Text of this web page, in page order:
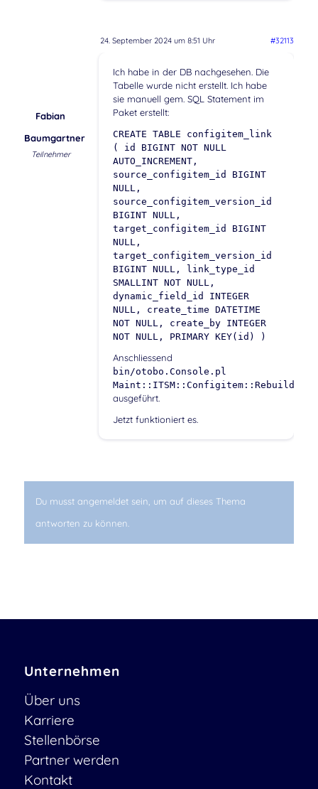
24. September 2024 um 8:51 Uhr #32113
Fabian
Baumgartner
Teilnehmer
Ich habe in der DB nachgesehen. Die
Tabelle wurde nicht erstellt. Ich habe
sie manuell gem. SQL Statement im
Paket erstellt:
CREATE TABLE configitem_link
( id BIGINT NOT NULL
AUTO_INCREMENT,
source_configitem_id BIGINT
NULL,
source_configitem_version_id
BIGINT NULL,
target_configitem_id BIGINT
NULL,
target_configitem_version_id
BIGINT NULL, link_type_id
SMALLINT NOT NULL,
dynamic_field_id INTEGER
NULL, create_time DATETIME
NOT NULL, create_by INTEGER
NOT NULL, PRIMARY KEY(id) )
Anschliessend
bin/otobo.Console.pl
ausgeführt.
Jetzt funktioniert es.
Du musst angemeldet sein, um auf dieses Thema
antworten zu können.
Unternehmen
Über uns
Karriere
Stellenbörse
Partner werden
Kontakt